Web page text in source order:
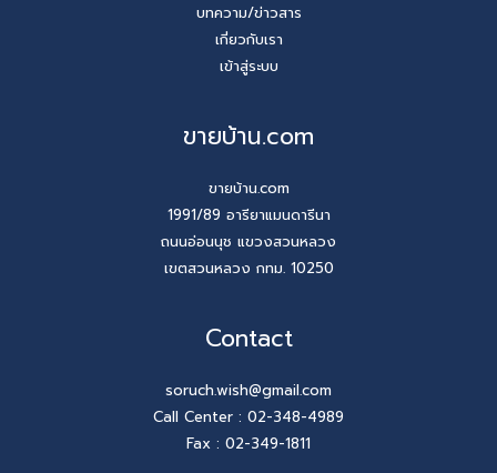
บทความ/ข่าวสาร
เกี่ยวกับเรา
เข้าสู่ระบบ
ขายบ้าน.com
ขายบ้าน.com
1991/89 อารียาแมนดารีนา
ถนนอ่อนนุช แขวงสวนหลวง
เขตสวนหลวง กทม. 10250
Contact
soruch.wish@gmail.com
Call Center : 02-348-4989
Fax : 02-349-1811